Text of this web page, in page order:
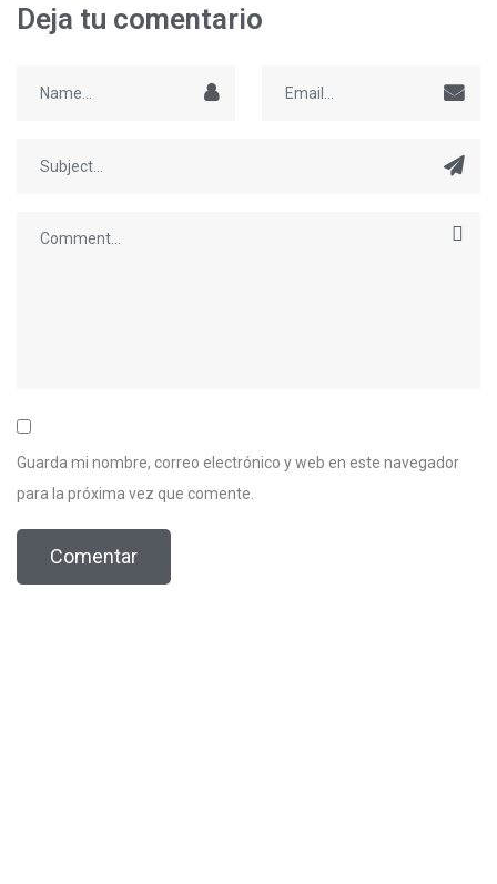
Deja tu comentario
Guarda mi nombre, correo electrónico y web en este navegador
para la próxima vez que comente.